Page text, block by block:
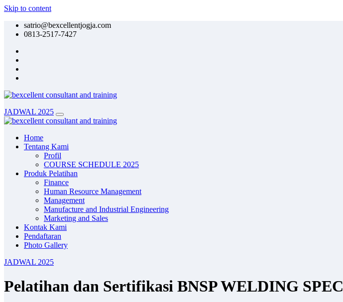
Skip to content
satrio@bexcellentjogja.com
0813-2517-7427
JADWAL 2025
Home
Tentang Kami
Profil
COURSE SCHEDULE 2025
Produk Pelatihan
Finance
Human Resource Management
Management
Manufacture and Industrial Engineering
Marketing and Sales
Kontak Kami
Pendaftaran
Photo Gallery
JADWAL 2025
Pelatihan dan Sertifikasi BNSP WELDING